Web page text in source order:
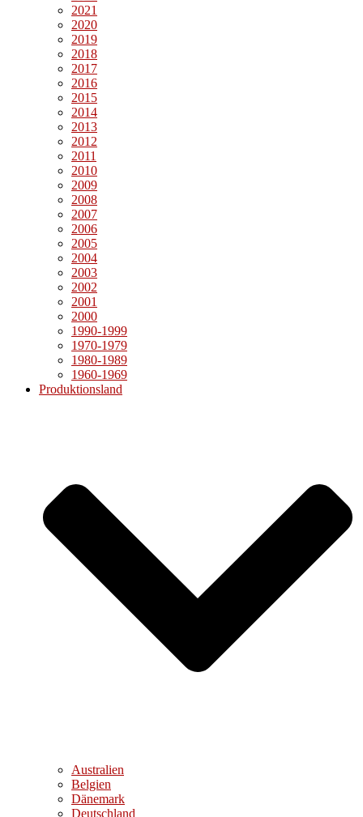
2021
2020
2019
2018
2017
2016
2015
2014
2013
2012
2011
2010
2009
2008
2007
2006
2005
2004
2003
2002
2001
2000
1990-1999
1970-1979
1980-1989
1960-1969
Produktionsland
Australien
Belgien
Dänemark
Deutschland